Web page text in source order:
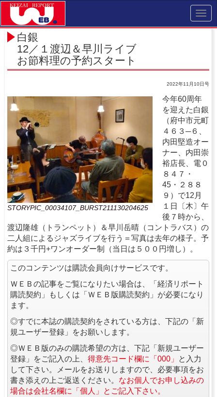
白銀
12／１渡辺＆早川ライブ
お節料理の予約スタート
2022年11月10日号
STORYPIC_00034107_BURST211130204625
今年60周年
を迎えた白銀
（府中市元町
４６３─６、
内田堅造オー
ナー、内田崇
裕店長、電０
８４７・
45・２８８
９）で12月
１日〔木〕午
後７時から、
渡辺隆雄（トランペット）＆早川岳晴（コントラバス）の
二人組によるジャズライブを行う＝写真は去年の様子。予
約は３千円+ワンオーダー制（当日は５００円増し）。
このコンテンツは購読会員向けサービスです。
ＷＥＢの記事をご覧になりたい場合は、「経済リポート
購読契約」もしくは「ＷＥＢ版購読契約」が必要になり
ます。
◎すでに本誌の購読契約をされている方は、下記の「新
規ユーザー登録」をお願いします。
◎ＷＥＢ版のみの購読希望の方は、下記「新規ユーザー
登録」をご記入の上、 得意先コード欄に「000」
と入力
して下さい。メールをお送りしますので、必要事項をお
書き添えの上ご返送ください。 なお個人でお申し込みの
場合は会社名欄に「個人」とご記入下さい。